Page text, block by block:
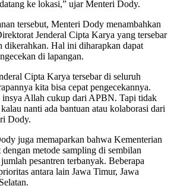
ke lokasi,” ujar Menteri Dody.
tersebut, Menteri Dody menambahkan
Jenderal Cipta Karya yang tersebar
dikerahkan. Hal ini diharapkan dapat
di lapangan.
Cipta Karya tersebar di seluruh
kita bisa cepat pengecekannya.
insya Allah cukup dari APBN. Tapi tidak
nanti ada bantuan atau kolaborasi dari
Dody.
juga memaparkan bahwa Kementerian
metode sampling di sembilan
pesantren terbanyak. Beberapa
antara lain Jawa Timur, Jawa